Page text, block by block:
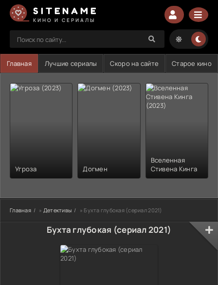
SITENAME
КИНО И СЕРИАЛЫ
Главная Лучшие сериалы Скоро на сайте Старое кино
Угроза Догмен
Вселенная
Стивена Кинга
Главная » Детективы » Бухта глубокая (сериал 2021)
Бухта глубокая (сериал 2021)